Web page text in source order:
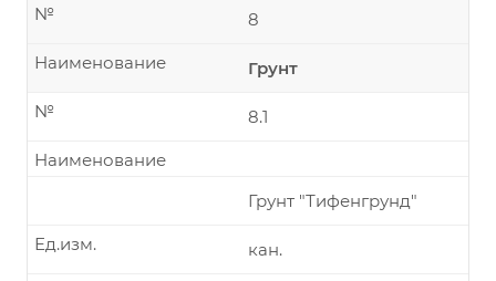
8
№
Грунт
Наименование
8.1
№
Наименование
Грунт "Тифенгрунд"
кан.
Ед.изм.